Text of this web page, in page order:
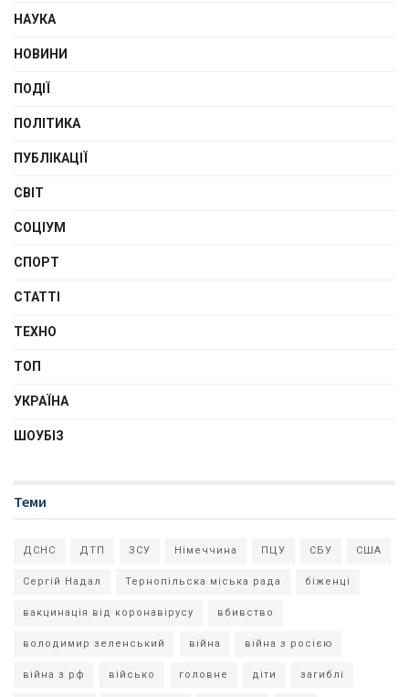
НАУКА
НОВИНИ
ПОДІЇ
ПОЛІТИКА
ПУБЛІКАЦІЇ
СВІТ
СОЦІУМ
СПОРТ
СТАТТІ
ТЕХНО
ТОП
УКРАЇНА
ШОУБІЗ
Теми
ДСНС ДТП ЗСУ Німеччина ПЦУ СБУ США
Сергій Надал Тернопільска міська рада біженці
вакцинація від коронавірусу вбивство
володимир зеленський війна війна з росією
війна з рф військо головне діти загиблі